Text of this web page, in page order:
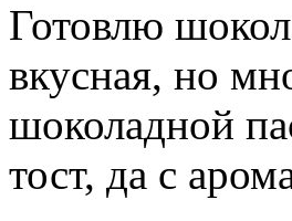
Готовлю
вкусная, но
шоколадной
тост, да с